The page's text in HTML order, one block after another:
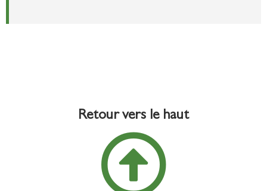
Retour vers le haut